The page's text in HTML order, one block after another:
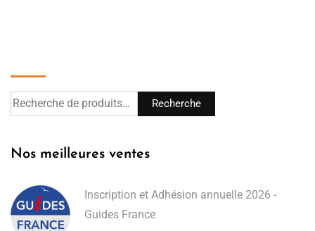
Recherche
Nos meilleures ventes
Inscription et Adhésion annuelle 2026 -
Guides France